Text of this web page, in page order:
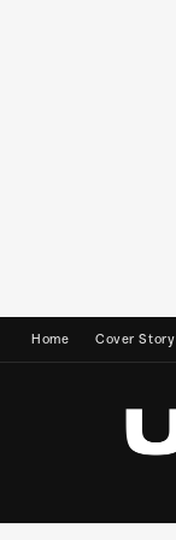
Home Cover Story